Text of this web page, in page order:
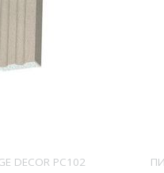
DECOR PC102